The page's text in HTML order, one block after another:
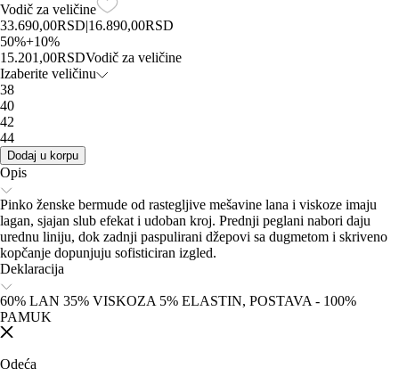
Vodič za veličine
33.690,00RSD|16.890,00RSD
50%+10%
15.201,00RSDVodič za veličine
Izaberite veličinu
38
40
42
44
Dodaj u korpu
Opis
Pinko ženske bermude od rastegljive mešavine lana i viskoze imaju
lagan, sjajan slub efekat i udoban kroj. Prednji peglani nabori daju
urednu liniju, dok zadnji paspulirani džepovi sa dugmetom i skriveno
kopčanje dopunjuju sofisticiran izgled.
Deklaracija
60% LAN 35% VISKOZA 5% ELASTIN, POSTAVA - 100%
PAMUK
Odeća